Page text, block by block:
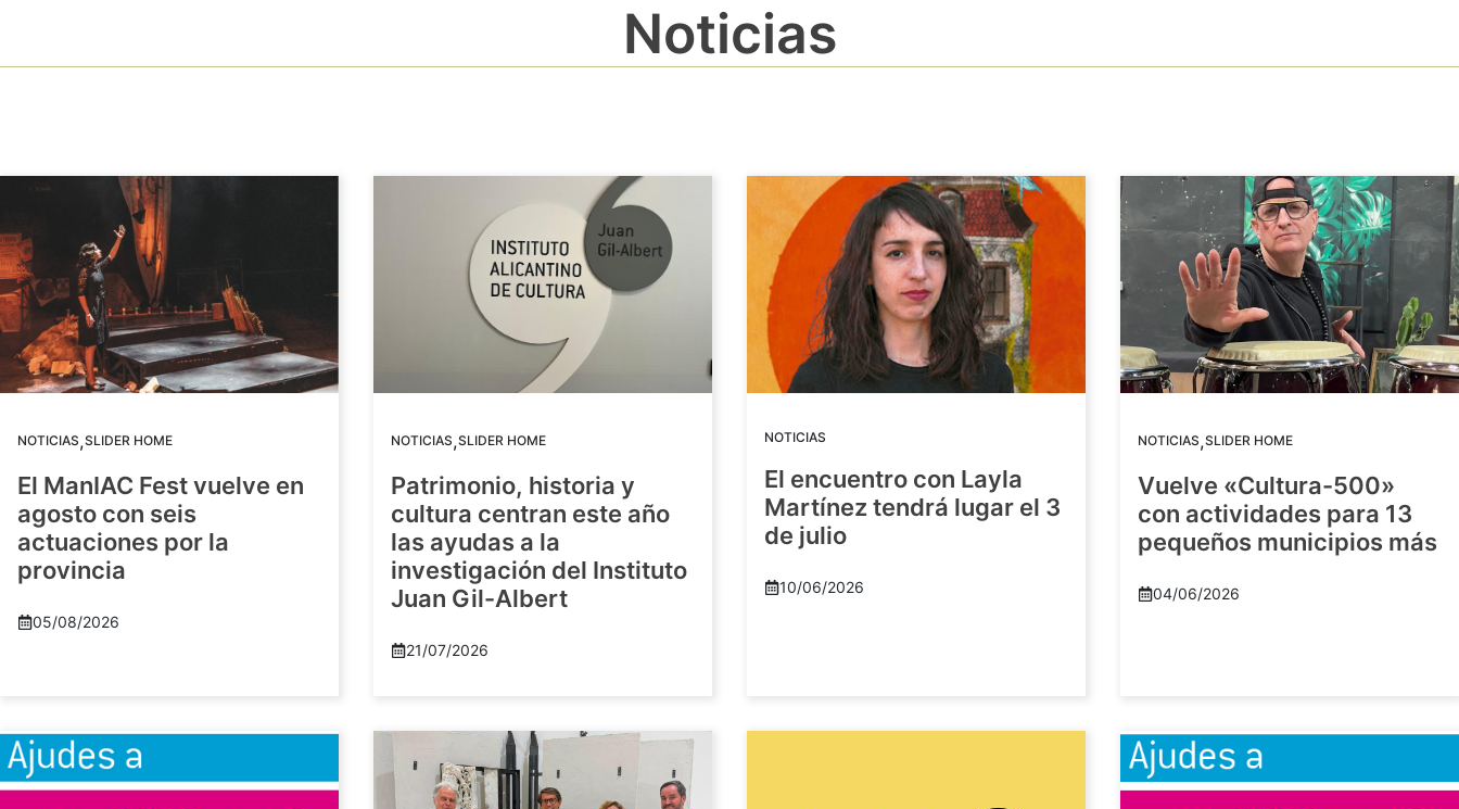
Noticias
NOTICIAS,SLIDER HOME
El ManIAC Fest vuelve en
agosto con seis
actuaciones por la
provincia
05/08/2026
NOTICIAS,SLIDER HOME
Patrimonio, historia y
cultura centran este año
las ayudas a la
investigación del Instituto
Juan Gil-Albert
21/07/2026
NOTICIAS
El encuentro con Layla
Martínez tendrá lugar el 3
de julio
10/06/2026
NOTICIAS,SLIDER HOME
Vuelve «Cultura-500»
con actividades para 13
pequeños municipios más
04/06/2026